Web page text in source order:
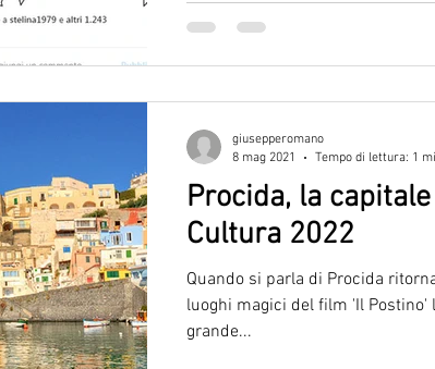
Procida, la
Cultura 2022
Quando si parla di Procida
luoghi magici del film 'Il
grande...
giusepperomano
8 mag 2021
Tempo di lettura: 1